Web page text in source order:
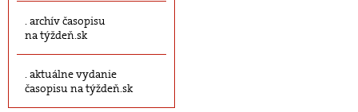
archív časopisu
na týždeň.sk
aktuálne vydanie
časopisu na týždeň.sk